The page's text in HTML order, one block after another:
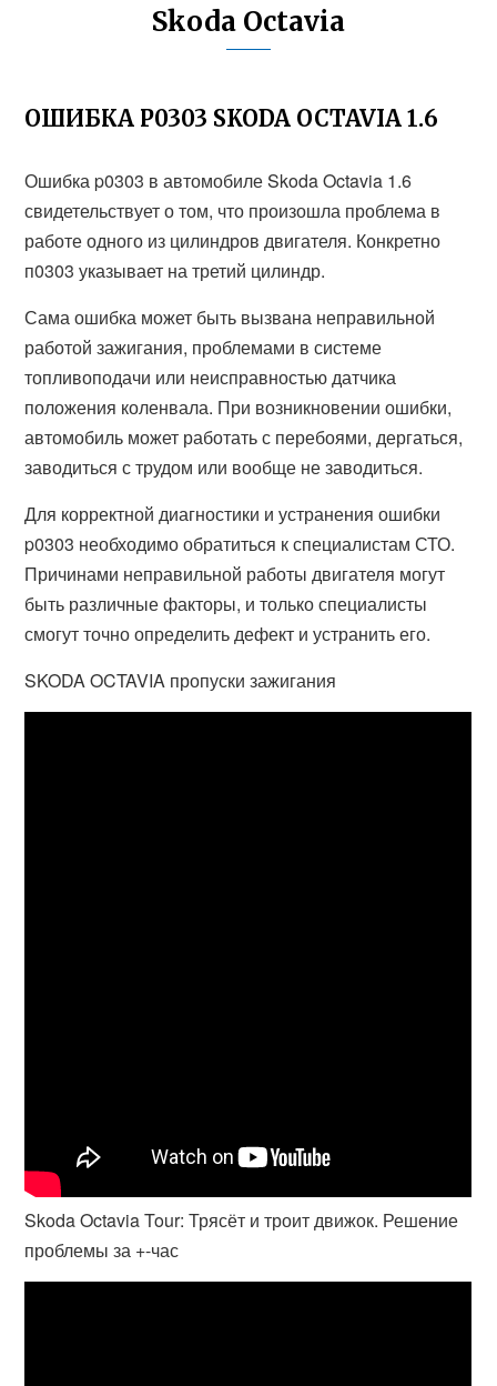
Skoda Octavia
ОШИБКА P0303 SKODA OCTAVIA 1.6
Ошибка p0303 в автомобиле Skoda Octavia 1.6
свидетельствует о том, что произошла проблема в
работе одного из цилиндров двигателя. Конкретно
п0303 указывает на третий цилиндр.
Сама ошибка может быть вызвана неправильной
работой зажигания, проблемами в системе
топливоподачи или неисправностью датчика
положения коленвала. При возникновении ошибки,
автомобиль может работать с перебоями, дергаться,
заводиться с трудом или вообще не заводиться.
Для корректной диагностики и устранения ошибки
p0303 необходимо обратиться к специалистам СТО.
Причинами неправильной работы двигателя могут
быть различные факторы, и только специалисты
смогут точно определить дефект и устранить его.
SKODA OCTAVIA пропуски зажигания
Skoda Octavia Tour: Трясёт и троит движок. Решение
проблемы за +-час